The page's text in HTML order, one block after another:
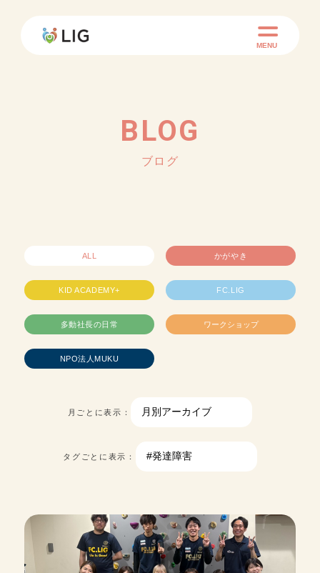
MENU
BLOG
ブログ
ALL かがやき
KID ACADEMY+ FC.LIG
多動社長の日常 ワークショップ
NPO法人MUKU
月ごとに表示：
タグごとに表示：